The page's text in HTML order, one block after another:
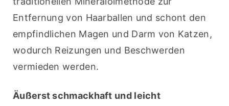
Entfernung von Haarballen und schont den
empfindlichen Magen und Darm von Katzen,
wodurch Reizungen und Beschwerden
vermieden werden.
Äußerst schmackhaft und leicht